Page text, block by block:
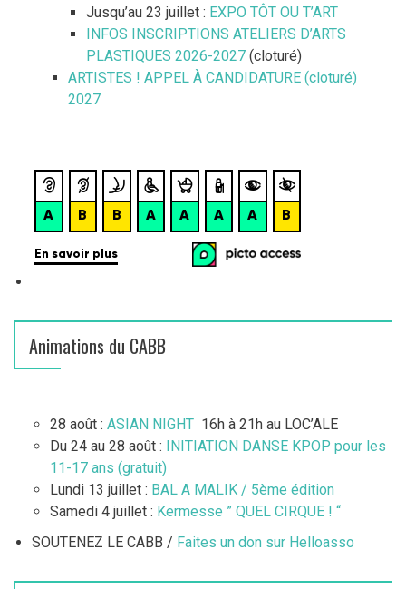
Jusqu’au 23 juillet : EXPO TÔT OU T’ART
INFOS INSCRIPTIONS ATELIERS D’ARTS
PLASTIQUES 2026-2027 (cloturé)
ARTISTES ! APPEL À CANDIDATURE (cloturé)
2027
Animations du CABB
28 août : ASIAN NIGHT 16h à 21h au LOC’ALE
Du 24 au 28 août : INITIATION DANSE KPOP pour les
11-17 ans (gratuit)
Lundi 13 juillet : BAL A MALIK / 5ème édition
Samedi 4 juillet : Kermesse ” QUEL CIRQUE ! “
SOUTENEZ LE CABB / Faites un don sur Helloasso